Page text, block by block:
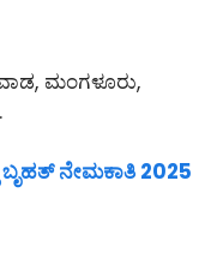
ಮಂಗಳೂರು,
ಬೃಹತ್ ನೇಮಕಾತಿ 2025